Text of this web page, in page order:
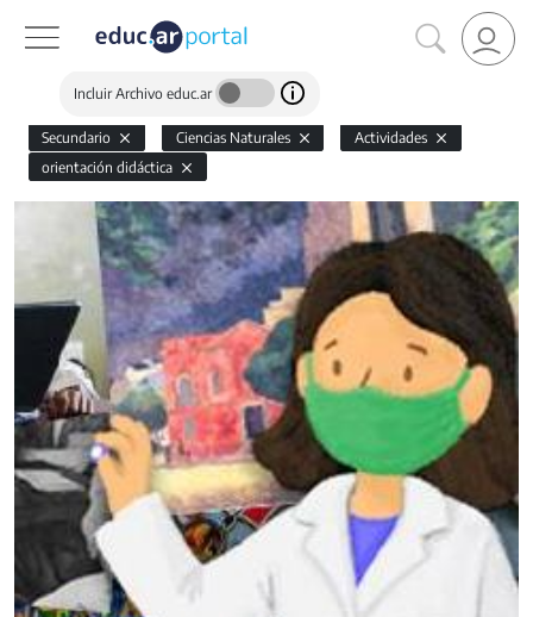
Incluir Archivo educ.ar
Secundario Ciencias Naturales
Actividades
orientación didáctica